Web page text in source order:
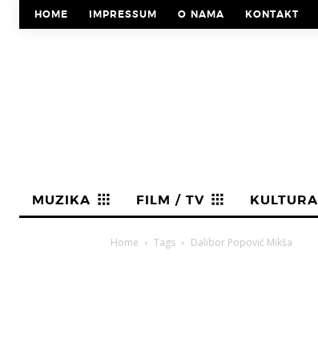
HOME IMPRESSUM O NAMA KONTAKT
MUZIKA FILM / TV KULTURA
Home Tags Dalibor Popović Mikša